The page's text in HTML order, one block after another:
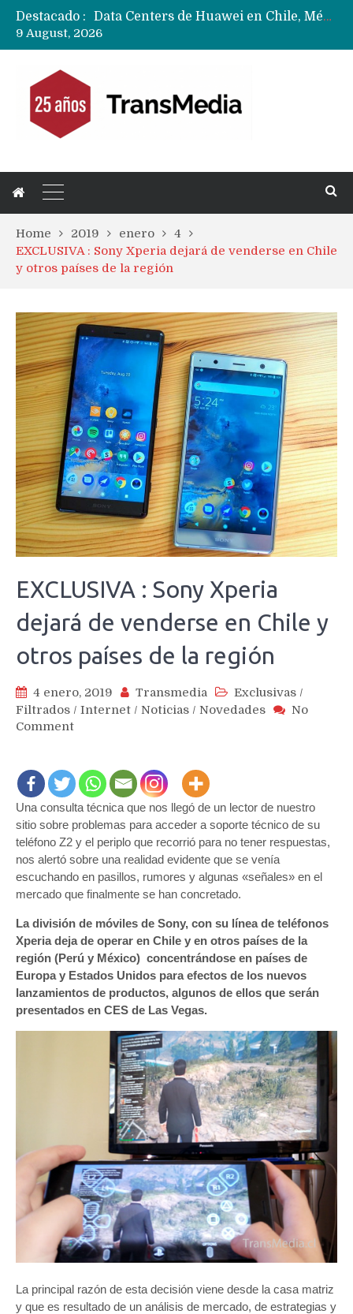
Destacado :
Data Centers de Huawei en Chile, México, Brasil,Perú y Argentina podrían verse afectados por arremetida de EE.UU
9 August, 2026
Home 2019 enero
4
EXCLUSIVA : Sony Xperia dejará de venderse en Chile
y otros países de la región
EXCLUSIVA : Sony Xperia
dejará de venderse en Chile y
otros países de la región
4 enero, 2019 Transmedia Exclusivas /
Filtrados / Internet / Noticias / Novedades
No
Commenton
Sony
Xperia
dejará
de
venderse
en
Chile
y
países
de
la
región
Una consulta técnica que nos llegó de un lector de nuestro
sitio sobre problemas para acceder a soporte técnico de su
teléfono Z2 y el periplo que recorrió para no tener respuestas,
nos alertó sobre una realidad evidente que se venía
escuchando en pasillos, rumores y algunas «señales» en el
mercado que finalmente se han concretado.
La división de móviles de Sony, con su línea de teléfonos
Xperia deja de operar en Chile y en otros países de la
región (Perú y México) concentrándose en países de
Europa y Estados Unidos para efectos de los nuevos
lanzamientos de productos, algunos de ellos que serán
presentados en CES de Las Vegas.
La principal razón de esta decisión viene desde la casa matriz
y que es resultado de un análisis de mercado, de estrategias y